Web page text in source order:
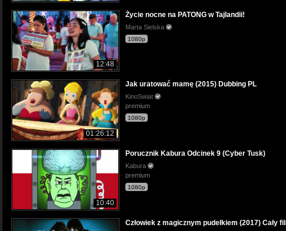
12:48
Życie nocne na PATONG w Tajlandii!
Marta Sielska
1080p
01:26:12
Jak uratować mamę (2015) Dubbing PL
KinoSwiat
premium
1080p
10:40
Porucznik Kabura Odcinek 9 (Cyber Tusk)
Kabura
premium
1080p
Człowiek z magicznym pudełkiem (2017) Cały